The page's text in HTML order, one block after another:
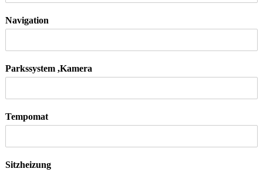
Navigation
Parkssystem ,Kamera
Tempomat
Sitzheizung